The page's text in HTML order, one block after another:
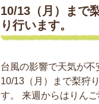
10/13（月）まで
り行います。
台風の影響で天気が不
10/13（月）まで梨狩
す。 来週からはりん